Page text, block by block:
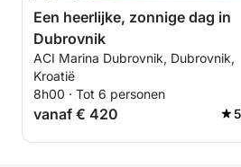
Een heerlijke, zonnige dag in
Dubrovnik
ACI Marina Dubrovnik, Dubrovnik,
Kroatië
8h00 · Tot 6 personen
vanaf € 420